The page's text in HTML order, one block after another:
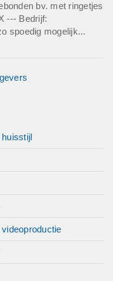
bv. met ringetjes
--- Bedrijf:
spoedig mogelijk...